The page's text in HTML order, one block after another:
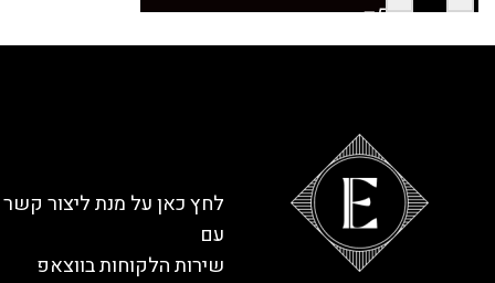
לחץ כאן על מנת ליצור קשר
עם
שירות הלקוחות בווצאפ